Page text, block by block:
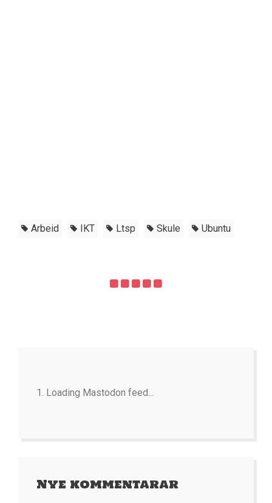
Arbeid IKT Ltsp Skule Ubuntu
Loading Mastodon feed...
Nye kommentarar